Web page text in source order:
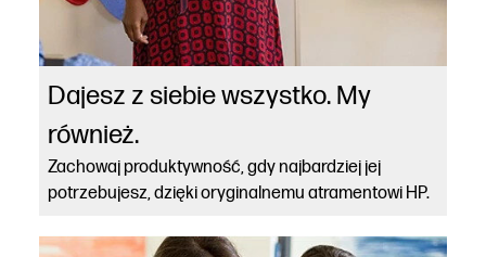
Dajesz z siebie wszystko. My
również.
Zachowaj produktywność, gdy najbardziej jej
potrzebujesz, dzięki oryginalnemu atramentowi HP.